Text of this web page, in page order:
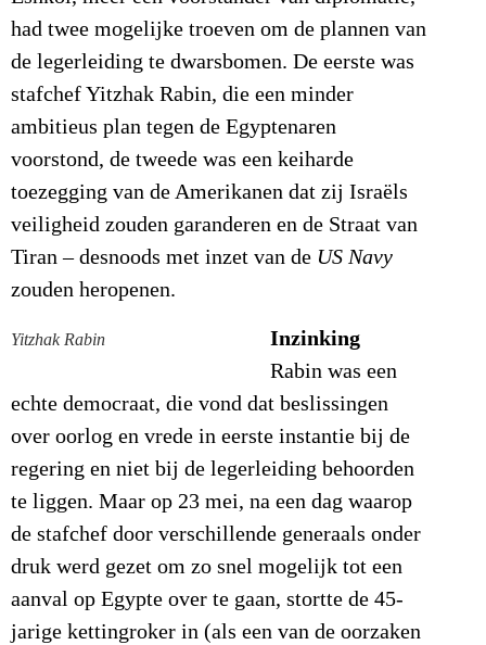
had twee mogelijke troeven om de plannen van
de legerleiding te dwarsbomen. De eerste was
stafchef Yitzhak Rabin, die een minder
ambitieus plan tegen de Egyptenaren
voorstond, de tweede was een keiharde
toezegging van de Amerikanen dat zij Israëls
veiligheid zouden garanderen en de Straat van
Tiran – desnoods met inzet van de US Navy
zouden heropenen.
Yitzhak Rabin Inzinking
Rabin was een
echte democraat, die vond dat beslissingen
over oorlog en vrede in eerste instantie bij de
regering en niet bij de legerleiding behoorden
te liggen. Maar op 23 mei, na een dag waarop
de stafchef door verschillende generaals onder
druk werd gezet om zo snel mogelijk tot een
aanval op Egypte over te gaan, stortte de 45-
jarige kettingroker in (als een van de oorzaken